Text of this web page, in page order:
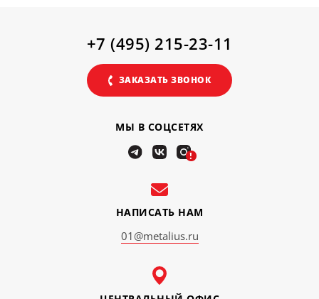
НАПИСАТЬ НАМ
01@metalius.ru
МЫ В СОЦСЕТЯХ
!
+7 (495) 215-23-11
ЗАКАЗАТЬ ЗВОНОК